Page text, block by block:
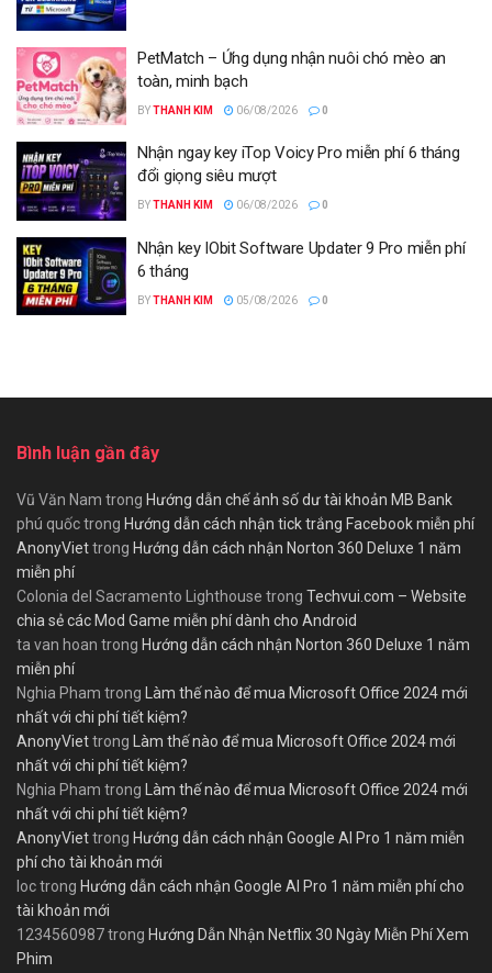
PetMatch – Ứng dụng nhận nuôi chó mèo an
toàn, minh bạch
BYTHANH KIM 06/08/2026 0
Nhận ngay key iTop Voicy Pro miễn phí 6 tháng
đổi giọng siêu mượt
BYTHANH KIM 06/08/2026 0
Nhận key IObit Software Updater 9 Pro miễn phí
6 tháng
BYTHANH KIM 05/08/2026 0
Bình luận gần đây
Vũ Văn Nam trong Hướng dẫn chế ảnh số dư tài khoản MB Bank
phú quốctrong Hướng dẫn cách nhận tick trắng Facebook miễn phí
AnonyViettrong Hướng dẫn cách nhận Norton 360 Deluxe 1 năm
miễn phí
Colonia del Sacramento Lighthouse trong Techvui.com – Website
chia sẻ các Mod Game miễn phí dành cho Android
ta van hoan trong Hướng dẫn cách nhận Norton 360 Deluxe 1 năm
miễn phí
Nghia Pham trong Làm thế nào để mua Microsoft Office 2024 mới
nhất với chi phí tiết kiệm?
AnonyViettrong Làm thế nào để mua Microsoft Office 2024 mới
nhất với chi phí tiết kiệm?
Nghia Pham trong Làm thế nào để mua Microsoft Office 2024 mới
nhất với chi phí tiết kiệm?
AnonyViettrong Hướng dẫn cách nhận Google AI Pro 1 năm miễn
phí cho tài khoản mới
loctrong Hướng dẫn cách nhận Google AI Pro 1 năm miễn phí cho
tài khoản mới
1234560987trong Hướng Dẫn Nhận Netflix 30 Ngày Miễn Phí Xem
Phim